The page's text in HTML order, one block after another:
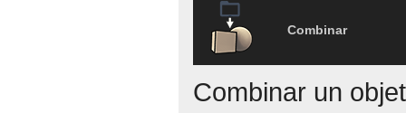
Combinar
Combinar un